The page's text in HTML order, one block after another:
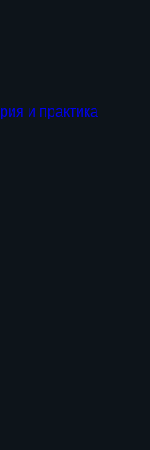
и практика